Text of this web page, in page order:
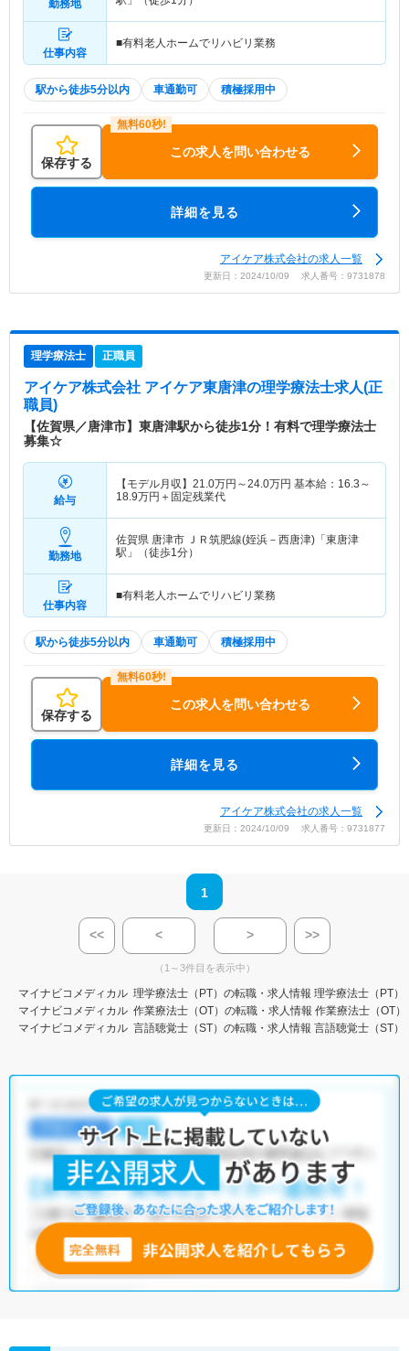
勤務地
仕事内容
■有料老人ホームでリハビリ業務
駅から徒歩5分以内 車通勤可 積極採用中
保存する
この求人を問い合わせる
詳細を見る
アイケア株式会社の求人一覧
更新日：2024/10/09 求人番号：9731878
理学療法士 正職員
アイケア株式会社 アイケア東唐津の理学療法士求人(正
職員)
【佐賀県／唐津市】東唐津駅から徒歩1分！有料で理学療法士
募集☆
給与
【モデル月収】 21.0万円～24.0万円 基本給：16.3～
18.9万円＋固定残業代
勤務地
佐賀県 唐津市
ＪＲ筑肥線(姪浜－西唐津)「東唐津
駅」（徒歩1分）
仕事内容
■有料老人ホームでリハビリ業務
駅から徒歩5分以内 車通勤可 積極採用中
保存する
この求人を問い合わせる
詳細を見る
アイケア株式会社の求人一覧
更新日：2024/10/09 求人番号：9731877
1
<< < > >>
（1～3件目を表示中）
マイナビコメディカル 理学療法士（PT）の転職・求人情報 理学療法士（PT）
マイナビコメディカル 作業療法士（OT）の転職・求人情報 作業療法士（OT
マイナビコメディカル 言語聴覚士（ST）の転職・求人情報 言語聴覚士（ST）